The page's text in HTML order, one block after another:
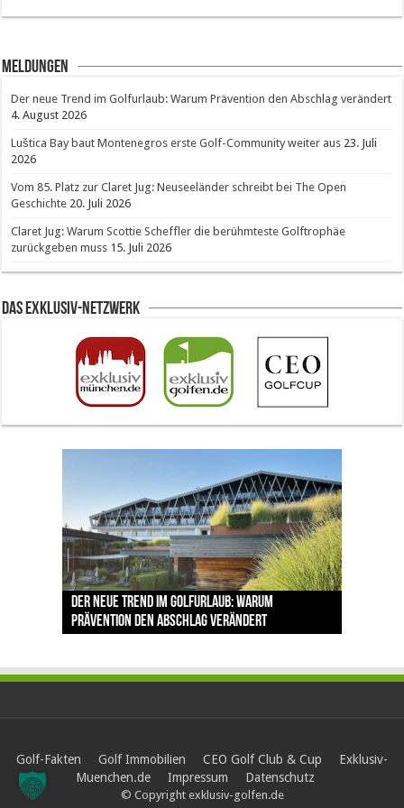
Meldungen
Der neue Trend im Golfurlaub: Warum Prävention den Abschlag verändert
4. August 2026
Luštica Bay baut Montenegros erste Golf-Community weiter aus 23. Juli
2026
Vom 85. Platz zur Claret Jug: Neuseeländer schreibt bei The Open
Geschichte 20. Juli 2026
Claret Jug: Warum Scottie Scheffler die berühmteste Golftrophäe
zurückgeben muss 15. Juli 2026
Das Exklusiv-Netzwerk
Der neue Trend im Golfurlaub: Warum
Prävention den Abschlag verändert
Luštica Bay baut Montenegros erste Golf-
Community weiter aus
Vom 85. Platz zur Claret Jug: Neuseeländer
schreibt bei The Open Geschichte
Claret Jug: Warum Scottie Scheffler die
berühmteste Golftrophäe zurückgeben muss
The Open 2026 in Royal Birkdale: Warum der
traditionsreiche Linksplatz zu den größten
Herausforderungen im Golfsport zählt
Golf-Fakten Golf Immobilien CEO Golf Club & Cup
Exklusiv-
Muenchen.de
Impressum Datenschutz
© Copyright exklusiv-golfen.de